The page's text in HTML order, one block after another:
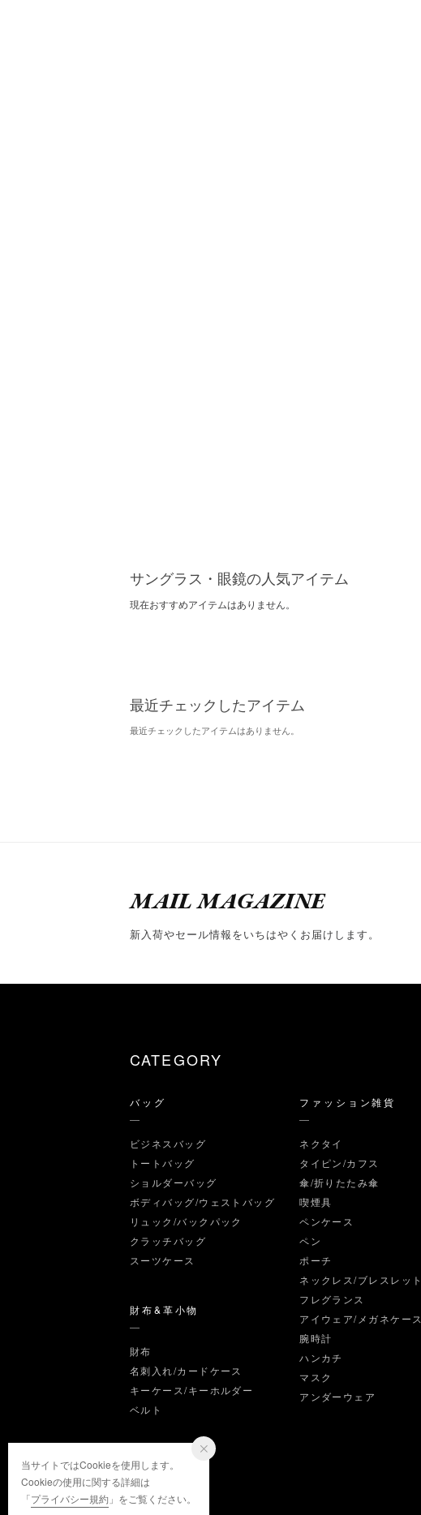
サングラス・眼鏡の人気アイテム
現在おすすめアイテムはありません。
最近チェックしたアイテム
最近チェックしたアイテムはありません。
MAIL MAGAZINE
新入荷やセール情報をいちはやくお届けします。
CATEGORY
バッグ
ビジネスバッグ
トートバッグ
ショルダーバッグ
ボディバッグ/ウェストバッグ
リュック/バックパック
クラッチバッグ
スーツケース
財布&革小物
財布
名刺入れ/カードケース
キーケース/キーホルダー
ベルト
ファッション雑貨
ネクタイ
タイピン/カフス
傘/折りたたみ傘
喫煙具
ペンケース
ペン
ポーチ
ネックレス/ブレスレット
フレグランス
アイウェア/メガネケース
腕時計
ハンカチ
マスク
アンダーウェア
当サイトではCookieを使用します。
Cookieの使用に関する詳細は
「プライバシー規約 」をご覧ください。